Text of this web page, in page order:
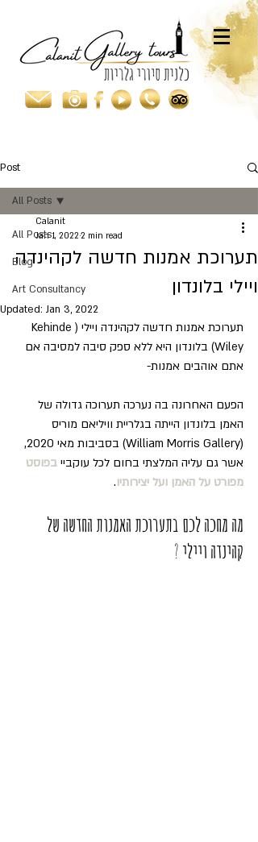
Post
All Posts
Blog
Art Consultancy
All Posts
תערוכת אמנות חדשה לקהינדה
ויילי בלונדון
Calanit
Jan 1, 2022 2 min read
Updated: Jan 3, 2022
תערוכת אמנות חדשה לקהינדה ויילי
(Kehinde
Wiley) בלונדון היא ללא ספק סיבה למסיבה אם
אתם אוהבים אמנות-
הפעם האחרונה בה נערכה תערוכה גדולה של
האמן בלונדון הייתה בגלריית וויליאם מוריס
(William Morris Gallery) בסביבות מאי 2020,
אשר גם עליה המלצתי בחום לכל עוקביי בפוסט
מפורט על האמן ועל יצירותיו.
מה מחכה לכם בתערוכת האמנות החדשה של
קהינדה ויילי ?